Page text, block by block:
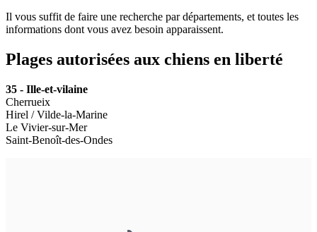
Il vous suffit de faire une recherche par départements, et toutes les
informations dont vous avez besoin apparaissent.
Plages autorisées aux chiens en liberté
35 - Ille-et-vilaine
Cherrueix
Hirel / Vilde-la-Marine
Le Vivier-sur-Mer
Saint-Benoît-des-Ondes